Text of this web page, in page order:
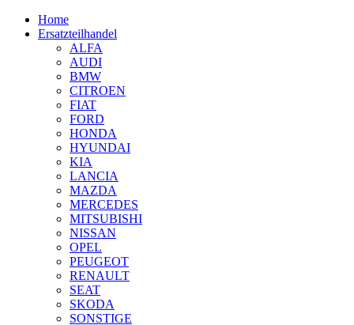
Home
Ersatzteilhandel
ALFA
AUDI
BMW
CITROEN
FIAT
FORD
HONDA
HYUNDAI
KIA
LANCIA
MAZDA
MERCEDES
MITSUBISHI
NISSAN
OPEL
PEUGEOT
RENAULT
SEAT
SKODA
SONSTIGE